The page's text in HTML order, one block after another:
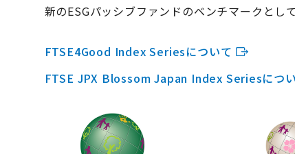
新のESGパッシブファンドのベンチマークとし
FTSE4Good Index Seriesについて
FTSE JPX Blossom Japan Index Seriesにつ